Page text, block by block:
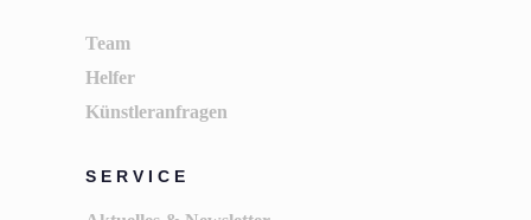
Team
Helfer
Künstleranfragen
SERVICE